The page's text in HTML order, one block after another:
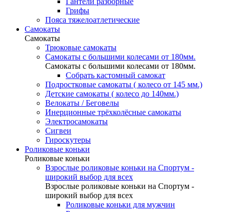
Грифы
Пояса тяжелоатлетические
Самокаты
Самокаты
Трюковые самокаты
Самокаты с большими колесами от 180мм.
Самокаты с большими колесами от 180мм.
Собрать кастомный самокат
Подростковые самокаты ( колесо от 145 мм.)
Детские самокаты ( колесо до 140мм.)
Велокаты / Беговелы
Инерционные трёхколёсные самокаты
Электросамокаты
Сигвеи
Гироскутеры
Роликовые коньки
Роликовые коньки
Взрослые роликовые коньки на Спортум -
широкий выбор для всех
Взрослые роликовые коньки на Спортум -
широкий выбор для всех
Роликовые коньки для мужчин